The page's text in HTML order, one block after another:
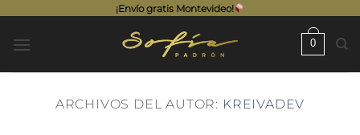
contenido
¡Envío gratis Montevideo!
0
ARCHIVOS DEL AUTOR: KREIVADEV